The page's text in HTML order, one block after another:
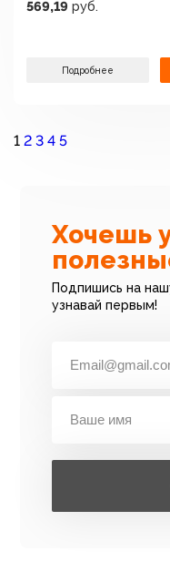
569,19 руб.
Подробнее
1 2 3 4 5
Хочешь
Подпишись на
узнавай первым!